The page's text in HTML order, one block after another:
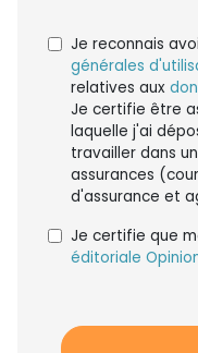
Je reconnais
générales
relatives aux
Je certifie être
laquelle j'ai
travailler dans
assurances
d'assurance et
Je certifie que
éditoriale